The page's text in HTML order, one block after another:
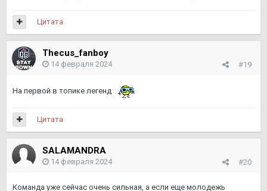
Цитата
Thecus_fanboy
#19
14 февраля 2024
На первой в топике легенд
Цитата
SALAMANDRA
#20
14 февраля 2024
Команда уже сейчас очень сильная, а если еще молодежь